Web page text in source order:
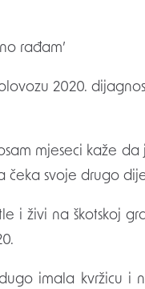
rađam’
2020.
mjeseci kaže da
čeka svoje drugo
i živi na škotskoj
imala kvržicu i